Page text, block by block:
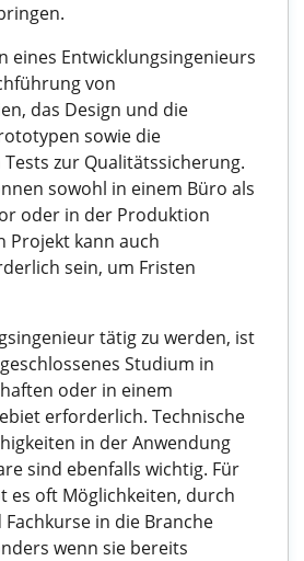
eines Entwicklungsingenieurs
von
das Design und die
sowie die
zur Qualitätssicherung.
sowohl in einem Büro als
oder in der Produktion
Projekt kann auch
sein, um Fristen
tätig zu werden, ist
Studium in
oder in einem
erforderlich. Technische
in der Anwendung
sind ebenfalls wichtig. Für
es oft Möglichkeiten, durch
in die Branche
wenn sie bereits